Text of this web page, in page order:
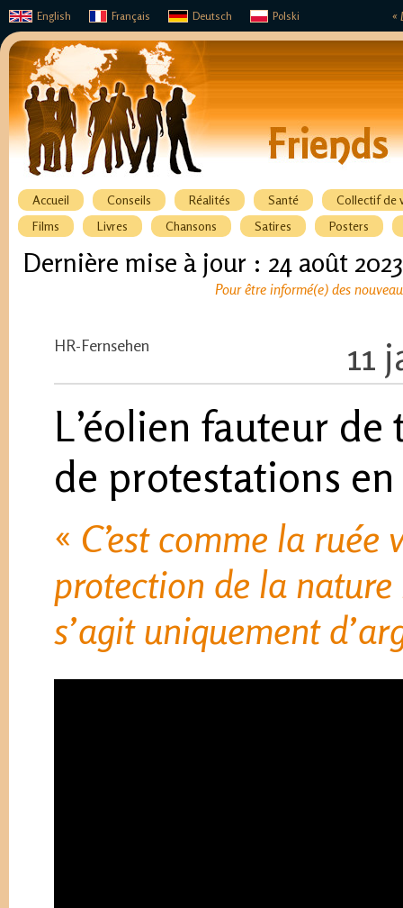
«
English Français Deutsch Polski
Accueil Conseils Réalités Santé
Collectif de
Films
Livres Chansons Satires Posters
Dernière mise à jour : 24 août 2023
Pour être informé(e) des
HR-Fernsehen 11
L’éolien fauteur
de protestations en
« C’est comme la ruée
protection de la
s’agit uniquement